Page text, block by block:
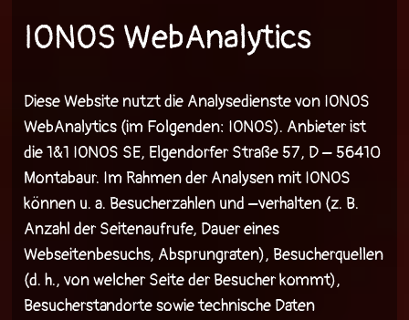
IONOS WebAnalytics
Diese Website nutzt die Analysedienste von IONOS
WebAnalytics (im Folgenden: IONOS). Anbieter ist
die 1&1 IONOS SE, Elgendorfer Straße 57, D – 56410
Montabaur. Im Rahmen der Analysen mit IONOS
können u. a. Besucherzahlen und –verhalten (z. B.
Anzahl der Seitenaufrufe, Dauer eines
Webseitenbesuchs, Absprungraten), Besucherquellen
(d. h., von welcher Seite der Besucher kommt),
Besucherstandorte sowie technische Daten